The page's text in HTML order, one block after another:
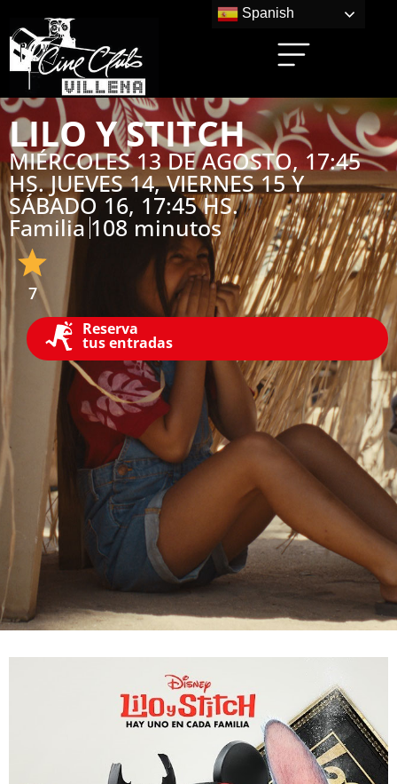
LILO Y STITCH
MIÉRCOLES 13 DE AGOSTO, 17:45
HS. JUEVES 14, VIERNES 15 Y
SÁBADO 16, 17:45 HS.
Familia 108 minutos
7
Reserva
tus entradas
Spanish